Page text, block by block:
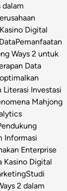
dalam
Digital
Pemanfaatan
Ways 2 untuk
Data
Literasi Investasi
Mahjong
Informasi
Enterprise
Kasino Digital
Studi
2 dalam